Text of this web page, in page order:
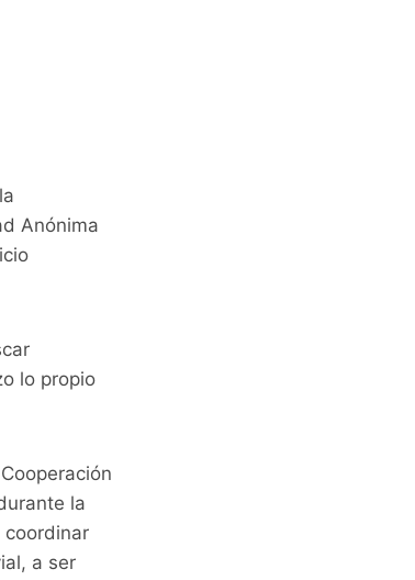
Anónima
lo propio
la
coordinar
a ser